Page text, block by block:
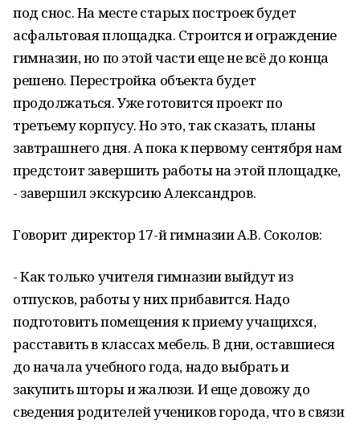
под снос. На месте старых построек будет
асфальтовая площадка. Строится и ограждение
гимназии, но по этой части еще не всё до конца
решено. Перестройка объекта будет
продолжаться. Уже готовится проект по
третьему корпусу. Но это, так сказать, планы
завтрашнего дня. А пока к первому сентября нам
предстоит завершить работы на этой площадке,
- завершил экскурсию Александров.
Говорит директор 17-й гимназии А.В. Соколов:
- Как только учителя гимназии выйдут из
отпусков, работы у них прибавится. Надо
подготовить помещения к приему учащихся,
расставить в классах мебель. В дни, оставшиеся
до начала учебного года, надо выбрать и
закупить шторы и жалюзи. И еще довожу до
сведения родителей учеников города, что в связи